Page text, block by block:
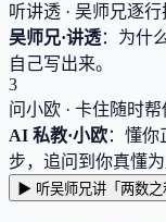
听讲透 · 吴师兄逐
吴师兄·讲透：为什
自己写出来。
3
问小欧 · 卡住随时
AI 私教·小欧：懂
步，追问到你真懂为
▶ 听吴师兄讲「两数之